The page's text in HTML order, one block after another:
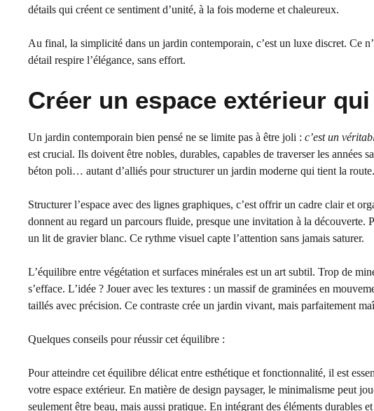
détails qui créent ce sentiment d’unité, à la fois moderne et chaleureux.
Au final, la simplicité dans un jardin contemporain, c’est un luxe discret. Ce
détail respire l’élégance, sans effort.
Créer un espace extérieur
Un jardin contemporain bien pensé ne se limite pas à être joli : c’est un
est crucial. Ils doivent être nobles, durables, capables de traverser les années
béton poli… autant d’alliés pour structurer un jardin moderne qui tient la route.
Structurer l’espace avec des lignes graphiques, c’est offrir un cadre clair et
donnent au regard un parcours fluide, presque une invitation à la découverte.
un lit de gravier blanc. Ce rythme visuel capte l’attention sans jamais saturer.
L’équilibre entre végétation et surfaces minérales est un art subtil. Trop de
s’efface. L’idée ? Jouer avec les textures : un massif de graminées en
taillés avec précision. Ce contraste crée un jardin vivant, mais parfaitement
Quelques conseils pour réussir cet équilibre :
Pour atteindre cet équilibre délicat entre esthétique et fonctionnalité, il est
votre espace extérieur. En matière de design paysager, le minimalisme peut
seulement être beau, mais aussi pratique. En intégrant des éléments